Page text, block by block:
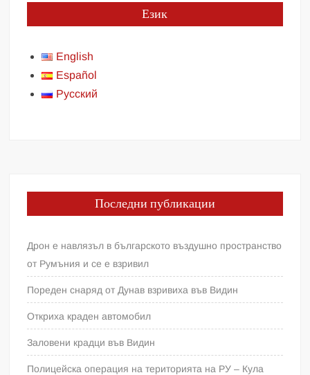
Език
English
Español
Русский
Последни публикации
Дрон е навлязъл в българското въздушно пространство
от Румъния и се е взривил
Пореден снаряд от Дунав взривиха във Видин
Откриха краден автомобил
Заловени крадци във Видин
Полицейска операция на територията на РУ – Кула